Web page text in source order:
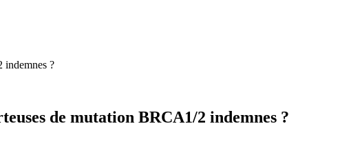
indemnes ?
de mutation BRCA1/2 indemnes ?